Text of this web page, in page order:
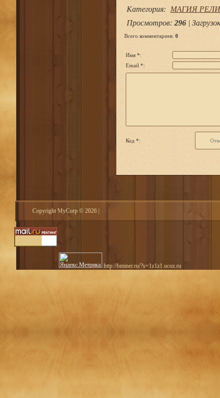
Категория:
МАГИЯ
Просмотров: 296 | Загрузок
Всего комментариев: 0
Имя *:
Email *:
Код *:
Copyright MyCorp © 2026
http://bminer.ru/?s=1z1z1.ucoz.ru